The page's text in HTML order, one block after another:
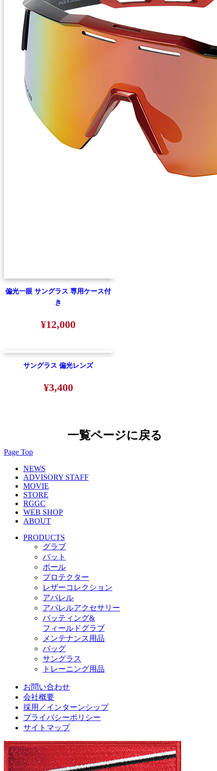
偏光一眼 サングラス 専用ケース付
き
¥12,000
サングラス 偏光レンズ
¥3,400
一覧ページに戻る
Page Top
NEWS
ADVISORY STAFF
MOVIE
STORE
RGGC
WEB SHOP
ABOUT
PRODUCTS
グラブ
バット
ボール
プロテクター
レザーコレクション
アパレル
アパレルアクセサリー
バッティング&
フィールドグラブ
メンテナンス用品
バッグ
サングラス
トレーニング用品
お問い合わせ
会社概要
採用／インターンシップ
プライバシーポリシー
サイトマップ